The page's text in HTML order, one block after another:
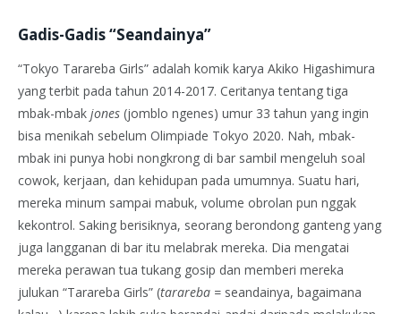
Gadis-Gadis “Seandainya”
“Tokyo Tarareba Girls” adalah komik karya Akiko Higashimura
yang terbit pada tahun 2014-2017. Ceritanya tentang tiga
mbak-mbak jones (jomblo ngenes) umur 33 tahun yang ingin
bisa menikah sebelum Olimpiade Tokyo 2020. Nah, mbak-
mbak ini punya hobi nongkrong di bar sambil mengeluh soal
cowok, kerjaan, dan kehidupan pada umumnya. Suatu hari,
mereka minum sampai mabuk, volume obrolan pun nggak
kekontrol. Saking berisiknya, seorang berondong ganteng yang
juga langganan di bar itu melabrak mereka. Dia mengatai
mereka perawan tua tukang gosip dan memberi mereka
julukan “Tarareba Girls” (tarareba = seandainya, bagaimana